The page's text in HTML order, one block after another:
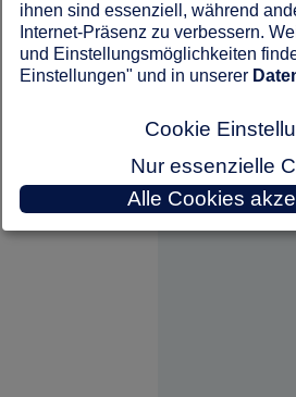
ihnen sind essenziell, während
Internet-Präsenz zu verbessern.
und Einstellungsmöglichkeiten
Einstellungen" und in unserer
Cookie
Nur essenzielle
Alle Cookies